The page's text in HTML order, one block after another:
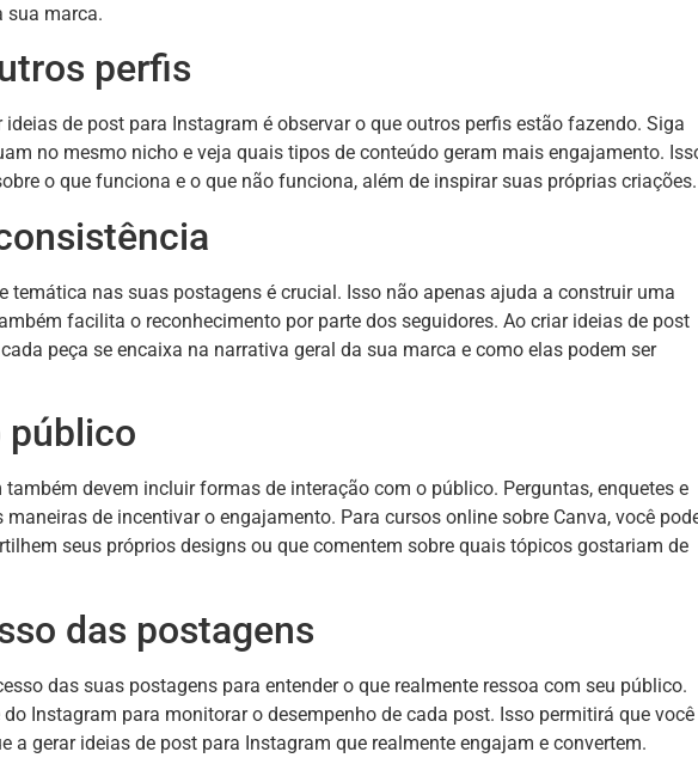
sua marca.
perfis
de post para Instagram é observar o que outros perfis estão fazendo. Siga
no mesmo nicho e veja quais tipos de conteúdo geram mais engajamento.
o que funciona e o que não funciona, além de inspirar suas próprias criações.
temática nas suas postagens é crucial. Isso não apenas ajuda a construir uma
facilita o reconhecimento por parte dos seguidores. Ao criar ideias de post
peça se encaixa na narrativa geral da sua marca e como elas podem ser
público
devem incluir formas de interação com o público. Perguntas, enquetes e
de incentivar o engajamento. Para cursos online sobre Canva, você
seus próprios designs ou que comentem sobre quais tópicos gostariam de
das postagens
das suas postagens para entender o que realmente ressoa com seu público.
Instagram para monitorar o desempenho de cada post. Isso permitirá que você
a gerar ideias de post para Instagram que realmente engajam e convertem.